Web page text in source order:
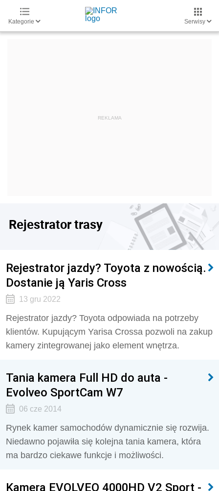
Kategorie Serwisy
Rejestrator trasy
Rejestrator jazdy? Toyota z nowością.
Dostanie ją Yaris Cross
13 gru 2022
Rejestrator jazdy? Toyota odpowiada na potrzeby
klientów. Kupującym Yarisa Crossa pozwoli na zakup
kamery zintegrowanej jako element wnętrza.
Tania kamera Full HD do auta -
Evolveo SportCam W7
06 cze 2014
Rynek kamer samochodów dynamicznie się rozwija.
Niedawno pojawiła się kolejna tania kamera, która
ma bardzo ciekawe funkcje i możliwości.
Kamera EVOLVEO 4000HD V2 Sport -